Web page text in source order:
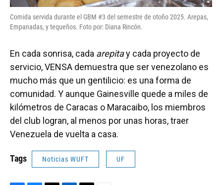
Comida servida durante el GBM #3 del semestre de otoño 2025. Arepas,
Empanadas, y tequeños. Foto por: Diana Rincón.
En cada sonrisa, cada arepitay cada proyecto de
servicio, VENSA demuestra que ser venezolano es
mucho más que un gentilicio: es una forma de
comunidad. Y aunque Gainesville quede a miles de
kilómetros de Caracas o Maracaibo, los miembros
del club logran, al menos por unas horas, traer
Venezuela de vuelta a casa.
Tags Noticias WUFT UF